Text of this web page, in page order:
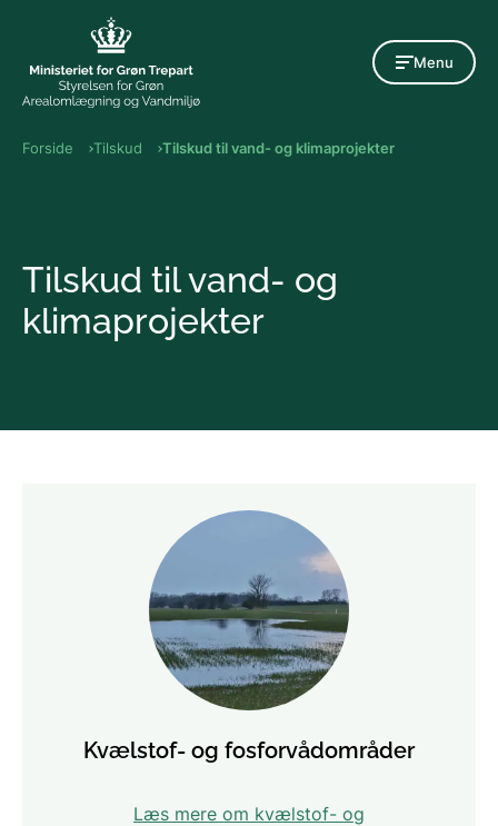
Menu
Forside Tilskud Tilskud til vand- og klimaprojekter
Tilskud til vand- og
klimaprojekter
Kvælstof- og fosforvådområder
Læs mere om kvælstof- og